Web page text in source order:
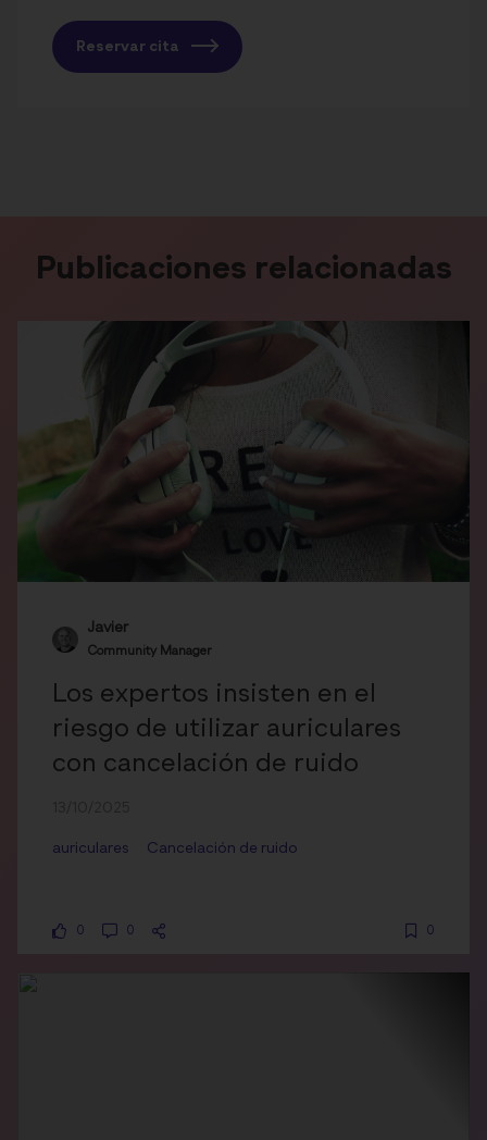
Reservar cita
Publicaciones relacionadas
Javier
Community Manager
Los expertos insisten en el
riesgo de utilizar auriculares
con cancelación de ruido
auriculares Cancelación de ruido
0 0 0